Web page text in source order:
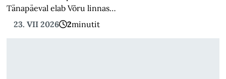
Tänapäeval elab Võru linnas…
23. VII 2026
2minutit